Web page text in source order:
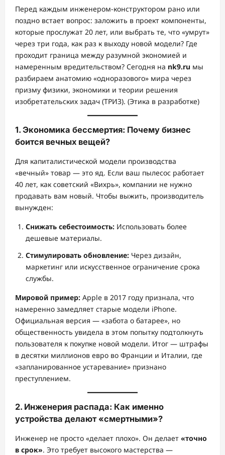
Перед каждым инженером-конструктором рано или
поздно встает вопрос: заложить в проект компоненты,
которые прослужат 20 лет, или выбрать те, что «умрут»
через три года, как раз к выходу новой модели? Где
проходит граница между разумной экономией и
намеренным вредительством? Сегодня на nk9.ru мы
разбираем анатомию «одноразового» мира через
призму физики, экономики и теории решения
изобретательских задач (ТРИЗ). (Этика в разработке)
1. Экономика бессмертия: Почему бизнес
боится вечных вещей?
Для капиталистической модели производства
«вечный» товар — это яд. Если ваш пылесос работает
40 лет, как советский «Вихрь», компании не нужно
продавать вам новый. Чтобы выжить, производитель
вынужден:
Снижать себестоимость: Использовать более
дешевые материалы.
Стимулировать обновление: Через дизайн,
маркетинг или искусственное ограничение срока
службы.
Мировой пример: Apple в 2017 году признала, что
намеренно замедляет старые модели iPhone.
Официальная версия — «забота о батарее», но
общественность увидела в этом попытку подтолкнуть
пользователя к покупке новой модели. Итог — штрафы
в десятки миллионов евро во Франции и Италии, где
«запланированное устаревание» признано
преступлением.
2. Инженерия распада: Как именно
устройства делают «смертными»?
Инженер не просто «делает плохо». Он делает «точно
в срок». Это требует высокого мастерства —